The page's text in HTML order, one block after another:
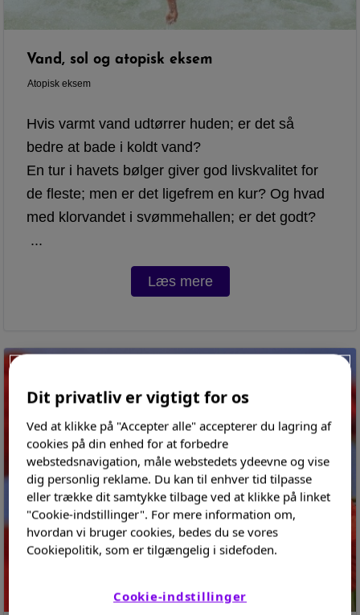
Vand, sol og atopisk eksem
Atopisk eksem
Hvis varmt vand udtørrer huden; er det så
bedre at bade i koldt vand?
En tur i havets bølger giver god livskvalitet for
de fleste; men er det ligefrem en kur? Og hvad
med klorvandet i svømmehallen; er det godt?
...
Læs mere
Dit privatliv er vigtigt for os
Ved at klikke på "Accepter alle" accepterer du lagring af
cookies på din enhed for at forbedre
webstedsnavigation, måle webstedets ydeevne og vise
dig personlig reklame. Du kan til enhver tid tilpasse
eller trække dit samtykke tilbage ved at klikke på linket
"Cookie-indstillinger". For mere information om,
hvordan vi bruger cookies, bedes du se vores
Cookiepolitik, som er tilgængelig i sidefoden.
Cookie-indstillinger